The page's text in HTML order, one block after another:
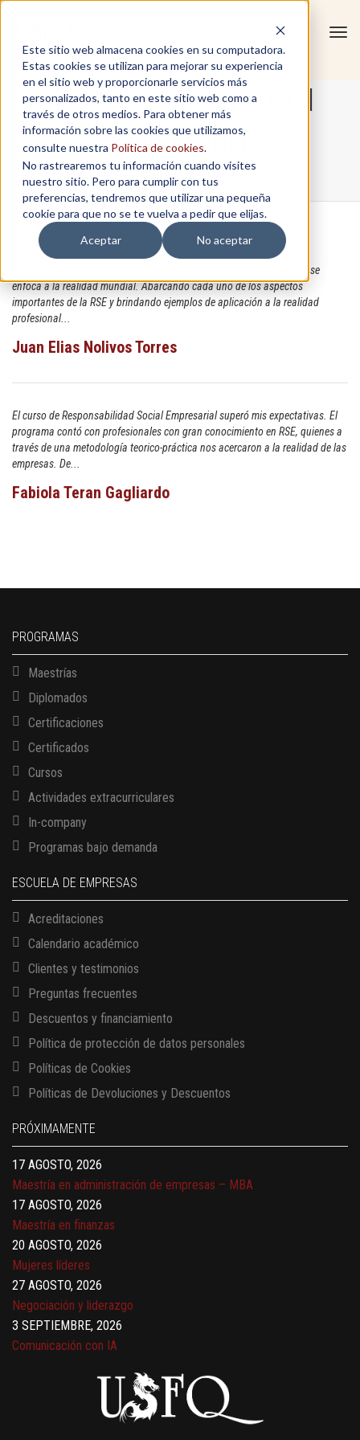
Este sitio web almacena cookies en su computadora.
Estas cookies se utilizan para mejorar su experiencia
en el sitio web y proporcionarle servicios más
personalizados, tanto en este sitio web como a
través de otros medios. Para obtener más
información sobre las cookies que utilizamos,
consulte nuestra Política de cookies.
No rastrearemos tu información cuando visites
nuestro sitio. Pero para cumplir con tus
preferencias, tendremos que utilizar una pequeña
cookie para que no se te vuelva a pedir que elijas.
Aceptar
No aceptar
Responsabilidad Social
Empresarial
Home / Responsabilidad Social Empresarial
El Curso de Responsabilidad Social Empresarial es un programa que se
enfoca a la realidad mundial. Abarcando cada uno de los aspectos
importantes de la RSE y brindando ejemplos de aplicación a la realidad
profesional...
Juan Elias Nolivos Torres
El curso de Responsabilidad Social Empresarial superó mis expectativas. El
programa contó con profesionales con gran conocimiento en RSE, quienes a
través de una metodología teorico-práctica nos acercaron a la realidad de las
empresas. De...
Fabiola Teran Gagliardo
PROGRAMAS
Maestrías
Diplomados
Certificaciones
Certificados
Cursos
Actividades extracurriculares
In-company
Programas bajo demanda
ESCUELA DE EMPRESAS
Acreditaciones
Calendario académico
Clientes y testimonios
Preguntas frecuentes
Descuentos y financiamiento
Política de protección de datos personales
Políticas de Cookies
Políticas de Devoluciones y Descuentos
PRÓXIMAMENTE
13 AGOSTO, 2026
17 AGOSTO, 2026
Gerencia de empresas familiares
17 AGOSTO, 2026
Maestría en administración de empresas – MBA
17 AGOSTO, 2026
Maestría en finanzas
20 AGOSTO, 2026
Mujeres líderes
27 AGOSTO, 2026
Negociación y liderazgo
3 SEPTIEMBRE, 2026
Comunicación con IA
Gobernanza de datos
13 AGOSTO, 2026
Finanzas para no financieros